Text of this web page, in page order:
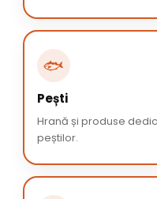
🐟
Pești
Hrană și produse
peștilor.